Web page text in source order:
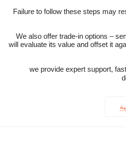
Failure to follow these steps may
We also offer trade-in options –
will evaluate its value and offset it
– we provide expert support, fast